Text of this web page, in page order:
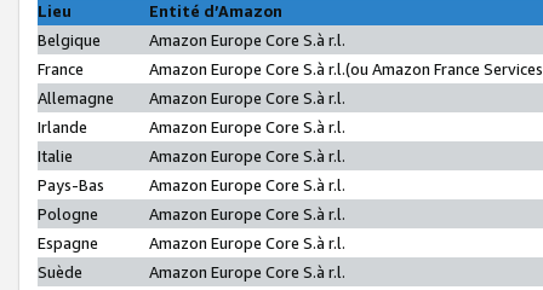
Lieu
Entité d’Amazon
Belgique
Amazon Europe Core S.à r.l.
France
Amazon Europe Core S.à r.l.(ou Amazon France
Allemagne
Amazon Europe Core S.à r.l.
Irlande
Amazon Europe Core S.à r.l.
Italie
Amazon Europe Core S.à r.l.
Pays-Bas
Amazon Europe Core S.à r.l.
Pologne
Amazon Europe Core S.à r.l.
Espagne
Amazon Europe Core S.à r.l.
Suède
Amazon Europe Core S.à r.l.